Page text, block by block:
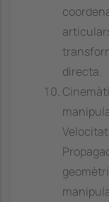
directa.